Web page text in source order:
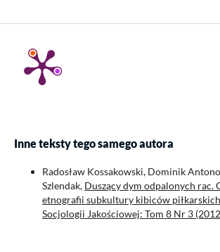
Inne teksty tego samego autora
Radosław Kossakowski, Dominik
Szlendak, Duszący dym odpalonych rac.
etnografii subkultury kibiców piłkarskich
Socjologii Jakościowej: Tom 8 Nr 3